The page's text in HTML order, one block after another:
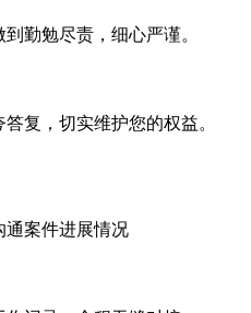
勤勉尽责，细心严谨。
复，切实维护您的权益。
通案件进展情况